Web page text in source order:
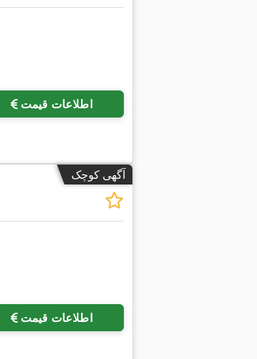
اطلاعات قیمت
آگهی کوچک
اطلاعات قیمت